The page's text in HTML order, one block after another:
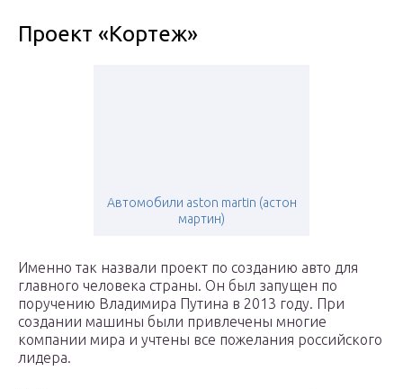
Проект «Кортеж»
Автомобили aston martin (астон
мартин)
Именно так назвали проект по созданию авто для
главного человека страны. Он был запущен по
поручению Владимира Путина в 2013 году. При
создании машины были привлечены многие
компании мира и учтены все пожелания российского
лидера.